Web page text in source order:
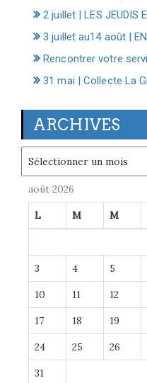
2 juillet | LES JEUDIS
3 juillet au14 août |
Rencontrer votre
31 mai | Collecte La
ARCHIVES
août 2026
L M M
3 4 5
10 11 12
17 18 19
24 25 26
31